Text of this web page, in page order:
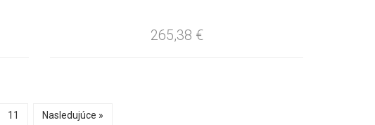
265,38 €
11 Nasledujúce »